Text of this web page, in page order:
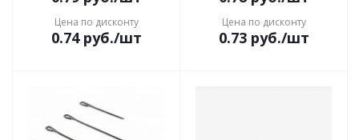
Цена по дисконту
0.74руб./шт
Цена по дисконту
0.73руб./шт